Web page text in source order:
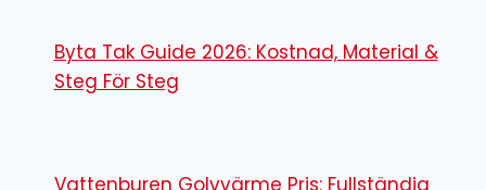
Byta Tak Guide 2026: Kostnad, Material &
Steg För Steg
Vattenburen Golvvärme Pris: Fullständig